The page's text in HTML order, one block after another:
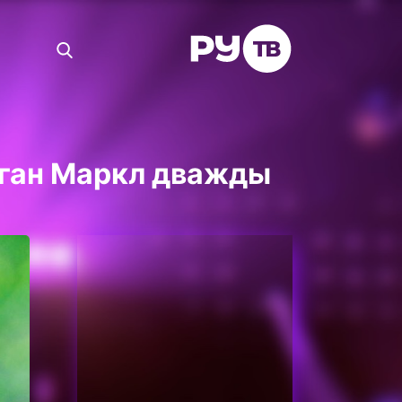
Маркл дважды